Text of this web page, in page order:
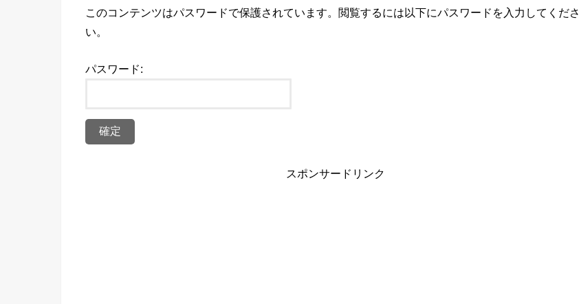
このコンテンツはパスワードで保護されています。閲覧するには以下にパスワードを入力してくださ
い。
パスワード:
スポンサードリンク